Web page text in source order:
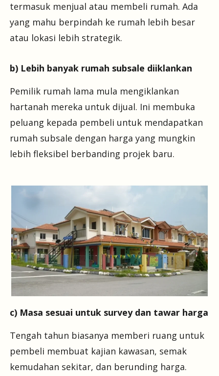
termasuk menjual atau membeli rumah. Ada
yang mahu berpindah ke rumah lebih besar
atau lokasi lebih strategik.
b) Lebih banyak rumah subsale diiklankan
Pemilik rumah lama mula mengiklankan
hartanah mereka untuk dijual. Ini membuka
peluang kepada pembeli untuk mendapatkan
rumah subsale dengan harga yang mungkin
lebih fleksibel berbanding projek baru.
c) Masa sesuai untuk survey dan tawar harga
Tengah tahun biasanya memberi ruang untuk
pembeli membuat kajian kawasan, semak
kemudahan sekitar, dan berunding harga.